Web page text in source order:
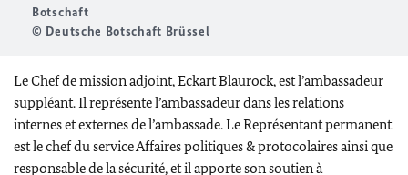
Botschaft
© Deutsche Botschaft Brüssel
Le Chef de mission adjoint, Eckart Blaurock, est l’ambassadeur
suppléant. Il représente l’ambassadeur dans les relations
internes et externes de l’ambassade. Le Représentant permanent
est le chef du service Affaires politiques & protocolaires ainsi que
responsable de la sécurité, et il apporte son soutien à